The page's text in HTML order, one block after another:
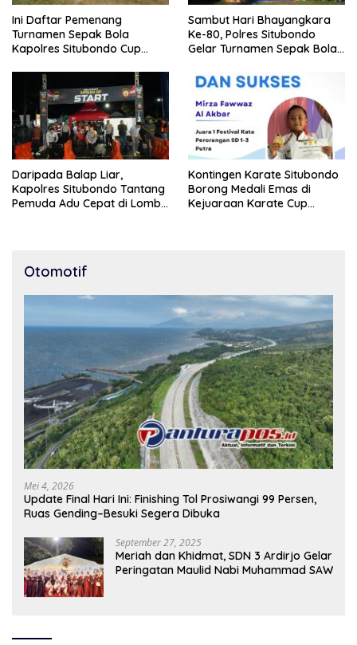
Ini Daftar Pemenang
Turnamen Sepak Bola
Kapolres Situbondo Cup
10 Tahun
Sambut Hari Bhayangkara
Ke-80, Polres Situbondo
Gelar Turnamen Sepak Bola
Daripada Balap Liar,
Kapolres Situbondo Tantang
Pemuda Adu Cepat di Lomba
Kontingen Karate Situbondo
Borong Medali Emas di
Kejuaraan Karate Cup
Otomotif
Mei 4, 2026
Update Final Hari Ini: Finishing Tol Prosiwangi 99 Persen,
Ruas Gending–Besuki Segera Dibuka
September 27, 2025
Meriah dan Khidmat, SDN 3 Ardirjo Gelar
Peringatan Maulid Nabi Muhammad SAW